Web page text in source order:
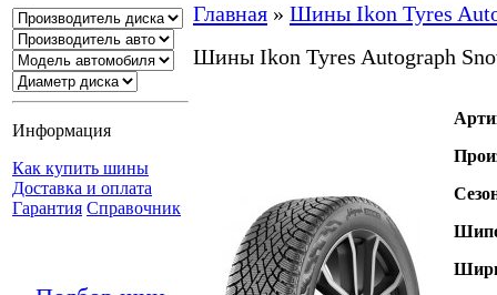
Информация
Как купить шины
Доставка и оплата
Гарантия Справочник
Главная » Шины Ikon Tyres
Шины Ikon Tyres Autograph